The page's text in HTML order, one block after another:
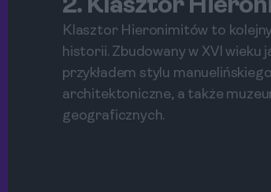
2. Klasztor
Klasztor Hieronimitów to
historii. Zbudowany w XVI
przykładem stylu
architektoniczne, a także
geograficznych.